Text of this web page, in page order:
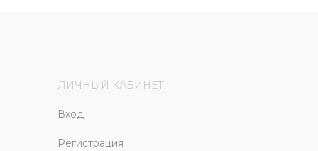
ЛИЧНЫЙ КАБИНЕТ
Вход
Регистрация